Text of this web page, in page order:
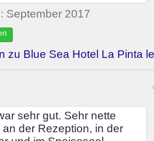
September 2017
zu Blue Sea Hotel La Pinta
sehr gut. Sehr nette
der Rezeption, in der